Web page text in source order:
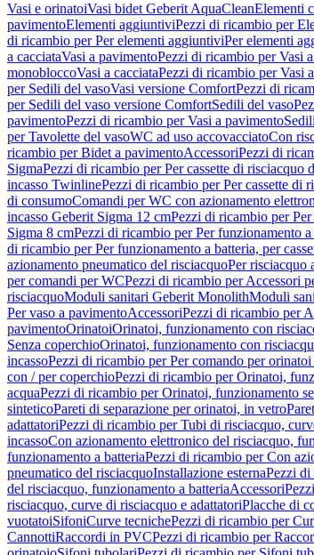
Vasi e orinatoiVasi bidet Geberit AquaCleanElementi
pavimentoElementi aggiuntiviPezzi di ricambio per
di ricambio per Per elementi aggiuntiviPer elementi
a cacciataVasi a pavimentoPezzi di ricambio per Vasi
monobloccoVasi a cacciataPezzi di ricambio per Vasi
per Sedili del vasoVasi versione ComfortPezzi di
per Sedili del vaso versione ComfortSedili del vaso
pavimentoPezzi di ricambio per Vasi a pavimento
per Tavolette del vasoWC ad uso accovacciatoCon
ricambio per Bidet a pavimentoAccessoriPezzi di
SigmaPezzi di ricambio per Per cassette di risciacquo
incasso TwinlinePezzi di ricambio per Per cassette di
di consumoComandi per WC con azionamento
incasso Geberit Sigma 12 cmPezzi di ricambio per
Sigma 8 cmPezzi di ricambio per Per funzionamento
di ricambio per Per funzionamento a batteria, per
azionamento pneumatico del risciacquoPer risciacquo
per comandi per WCPezzi di ricambio per Accessori
risciacquoModuli sanitari Geberit MonolithModuli
Per vaso a pavimentoAccessoriPezzi di ricambio per
pavimentoOrinatoiOrinatoi, funzionamento con
Senza coperchioOrinatoi, funzionamento con
incassoPezzi di ricambio per Per comando per orinatoi
con / per coperchioPezzi di ricambio per Orinatoi,
acquaPezzi di ricambio per Orinatoi, funzionamento
sinteticoPareti di separazione per orinatoi, in vetro
adattatoriPezzi di ricambio per Tubi di risciacquo,
incassoCon azionamento elettronico del risciacquo,
funzionamento a batteriaPezzi di ricambio per Con
pneumatico del risciacquoInstallazione esternaPezzi di
del risciacquo, funzionamento a batteriaAccessori
risciacquo, curve di risciacquo e adattatoriPlacche di
vuotatoiSifoniCurve tecnichePezzi di ricambio per
CannottiRaccordi in PVCPezzi di ricambio per